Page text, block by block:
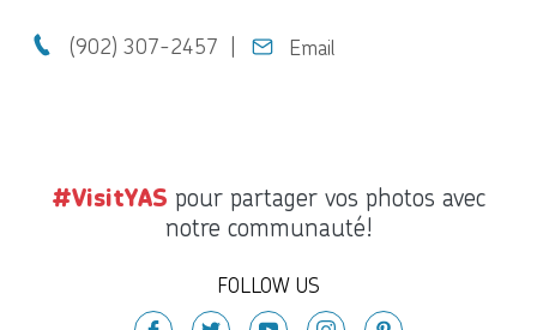
(902) 307-2457 Email
#VisitYAS pour partager vos photos avec
notre communauté!
FOLLOW US